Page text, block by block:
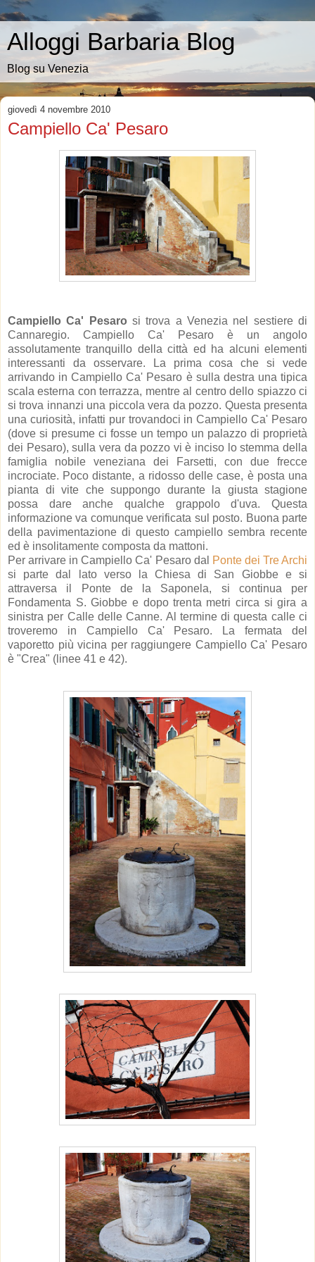
Alloggi Barbaria Blog
Blog su Venezia
giovedì 4 novembre 2010
Campiello Ca' Pesaro
Campiello Ca' Pesaro si trova a Venezia nel sestiere di
Cannaregio. Campiello Ca' Pesaro è un angolo
assolutamente tranquillo della città ed ha alcuni elementi
interessanti da osservare. La prima cosa che si vede
arrivando in Campiello Ca' Pesaro è sulla destra una tipica
scala esterna con terrazza, mentre al centro dello spiazzo ci
si trova innanzi una piccola vera da pozzo. Questa presenta
una curiosità, infatti pur trovandoci in Campiello Ca' Pesaro
(dove si presume ci fosse un tempo un palazzo di proprietà
dei Pesaro), sulla vera da pozzo vi è inciso lo stemma della
famiglia nobile veneziana dei Farsetti, con due frecce
incrociate. Poco distante, a ridosso delle case, è posta una
pianta di vite che suppongo durante la giusta stagione
possa dare anche qualche grappolo d'uva. Questa
informazione va comunque verificata sul posto. Buona parte
della pavimentazione di questo campiello sembra recente
ed è insolitamente composta da mattoni.
Per arrivare in Campiello Ca' Pesaro dal
Ponte dei Tre Archi
si parte dal lato verso la Chiesa di San Giobbe e si
attraversa il Ponte de la Saponela, si continua per
Fondamenta S. Giobbe e dopo trenta metri circa si gira a
sinistra per Calle delle Canne. Al termine di questa calle ci
troveremo in Campiello Ca' Pesaro. La fermata del
vaporetto più vicina per raggiungere Campiello Ca' Pesaro
è "Crea" (linee 41 e 42).